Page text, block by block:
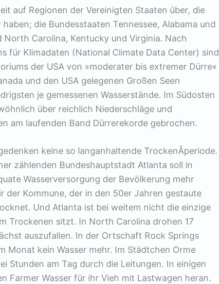
auf Regionen der Vereinigten Staaten über, die
die Bundesstaaten Tennessee, Alabama und
North Carolina, Kentucky und Virginia. Nach
für Klimadaten (National Climate Data Center) sind
der USA von »moderater bis extremer Dürre«
und den USA gelegenen Großen Seen
je gemessenen Wasserstände. Im Südosten
über reichlich Niederschläge und
am laufenden Band Dürrerekorde gebrochen.
keine so langanhaltende TrockenÂ­periode.
zählenden Bundeshauptstadt Atlanta soll in
Wasserversorgung der Bevölkerung mehr
der Kommune, der in den 50er Jahren gestaute
Und Atlanta ist bei weitem nicht die einzige
Trockenen sitzt. In North Carolina drohen 17
auszufallen. In der Ortschaft Rock Springs
Monat kein Wasser mehr. Im Städtchen Orme
Stunden am Tag durch die Leitungen. In einigen
Farmer Wasser für ihr Vieh mit Lastwagen heran.